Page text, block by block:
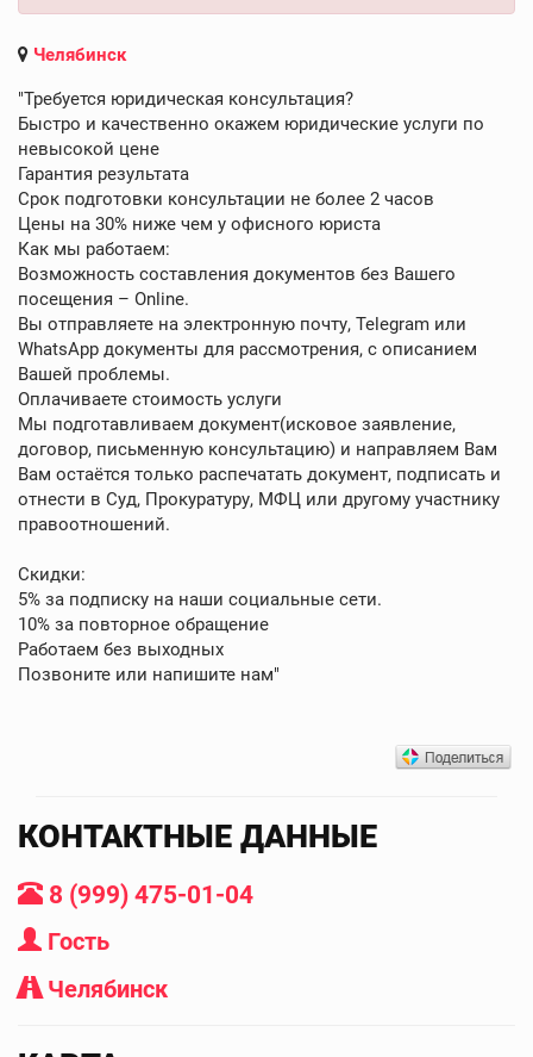
Челябинск
"Требуется юридическая консультация?
Быстро и качественно окажем юридические услуги по
невысокой цене
Гарантия результата
Срок подготовки консультации не более 2 часов
Цены на 30% ниже чем у офисного юриста
‍Как мы работаем:
Возможность составления документов без Вашего
посещения – Online.
Вы отправляете на электронную почту, Telegram или
WhatsApp документы для рассмотрения, с описанием
Вашей проблемы.
Оплачиваете стоимость услуги
Мы подготавливаем документ(исковое заявление,
договор, письменную консультацию) и направляем Вам
Вам остаётся только распечатать документ, подписать и
отнести в Суд, Прокуратуру, МФЦ или другому участнику
правоотношений.
Скидки:
5% за подписку на наши социальные сети.
10% за повторное обращение
Работаем без выходных
Позвоните или напишите нам"
КОНТАКТНЫЕ ДАННЫЕ
8 (999) 475-01-04
Гость
Челябинск